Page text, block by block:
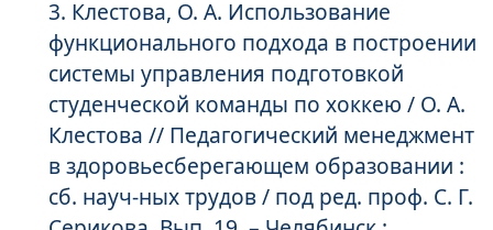
Клестова, О. А. Использование
функционального подхода в построении
системы управления подготовкой
студенческой команды по хоккею / О. А.
Клестова // Педагогический менеджмент
в здоровьесберегающем образовании :
сб. науч-ных трудов / под ред. проф. С. Г.